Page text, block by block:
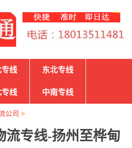
线 东北专线
专线 中南专线
公司 >
流专线-扬州至桦甸